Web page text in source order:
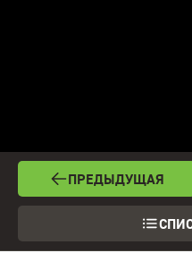
ПРЕДЫДУЩАЯ